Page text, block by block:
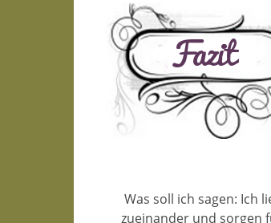
Was soll ich sagen: Ich
zueinander und sorgen